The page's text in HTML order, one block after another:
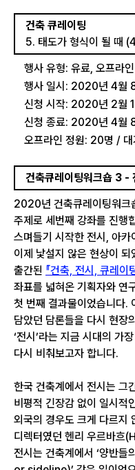
건축 큐레이팅
5. 태도가 형식이 될 때
행사 유형: 유료, 오프라인
행사 일시: 2020년 4월
신청 시작: 2020년 2월
신청 종료: 2020년 4월
오프라인 정원: 20명 /
건축큐레이팅워크숍 3 -
2020년 건축큐레이팅워크
주제로 세번째 강좌를 진행
스며들기 시작한 전시, 아
이제 낯설지 않은 현상이
출간된 『건축, 전시, 큐레이
좌표를 넓혀온 기획자와 연
첫 번째 결과물이었습니다.
담았던 담론들을 다시 현장
‘전시’라는 지금 시대의 가
다시 비춰보고자 합니다.
한국 건축계에서 전시는 그
비평적 긴장감 없이 일시적
외국의 경우도 크게 다르지
디렉터였던 헨리 우르바
전시는 건축계에서 ‘양반